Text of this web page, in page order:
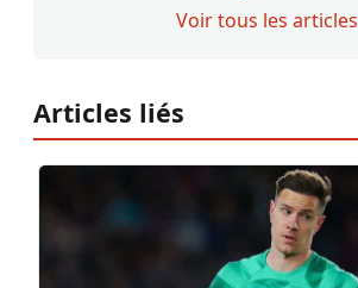
Voir tous les articles
Articles liés